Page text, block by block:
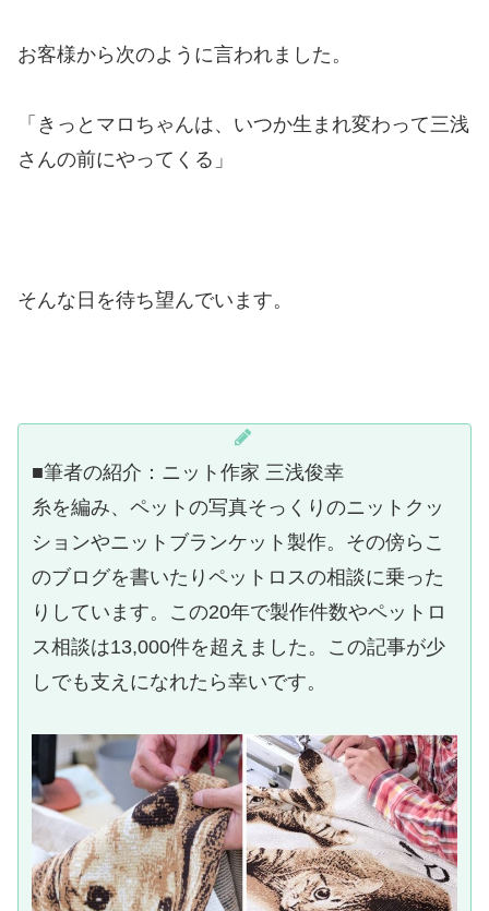
お客様から次のように言われました。
「きっとマロちゃんは、いつか生まれ変わって三浅
さんの前にやってくる」
そんな日を待ち望んでいます。
■筆者の紹介：ニット作家 三浅俊幸
糸を編み、ペットの写真そっくりのニットクッ
ションやニットブランケット製作。その傍らこ
のブログを書いたりペットロスの相談に乗った
りしています。この20年で製作件数やペットロ
ス相談は13,000件を超えました。この記事が少
しでも支えになれたら幸いです。